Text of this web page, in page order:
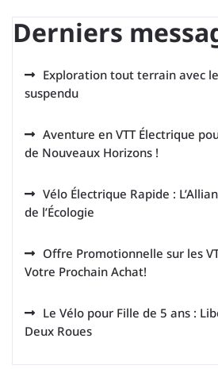
Derniers
Exploration tout terrain avec
suspendu
Aventure en VTT Électrique
de Nouveaux Horizons !
Vélo Électrique Rapide :
de l’Écologie
Offre Promotionnelle sur les
Votre Prochain Achat!
Le Vélo pour Fille de 5 ans :
Deux Roues